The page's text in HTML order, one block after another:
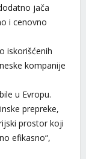
jača
i cenovno
iskorišćenih
kompanije
u Evropu.
prepreke,
prostor koji
efikasno“,